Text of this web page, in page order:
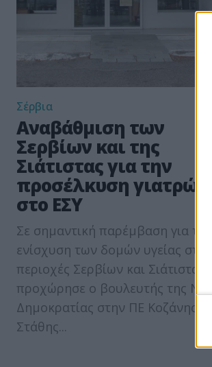
Σέρβια
Αναβάθμιση των
Σερβίων και της
Σιάτιστας για την
προσέλκυση γιατρών
στο ΕΣΥ
Σε σημαντική παρέμβαση για την
ενίσχυση των δομών υγείας στις
περιοχές Σερβίων και Σιάτιστας
προχώρησε ο βουλευτής της Νέας
Δημοκρατίας στην ΠΕ Κοζάνης,
Στάθης...